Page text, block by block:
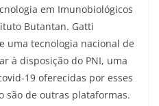
em Imunobiológicos
Butantan. Gatti
uma tecnologia nacional de
à disposição do PNI, uma
19 oferecidas por esses
são de outras plataformas.